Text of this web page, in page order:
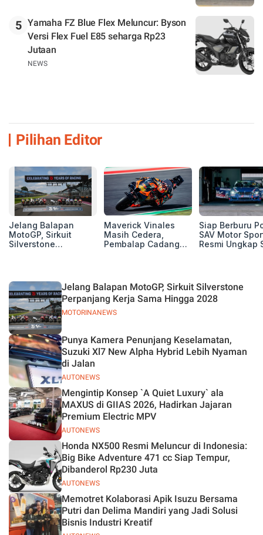
5 Yamaha FZ Blue Flex Meluncur: Byson
Versi Flex Fuel E85 seharga Rp23
Jutaan
NEWS
Pilihan Editor
Jelang Balapan
MotoGP, Sirkuit
Silverstone
Maverick Vinales
Masih Cedera,
Pembalap Cadangan
Siap Berburu
SAV Motor
Resmi Ungkap
MOTORINANEWS
Jelang Balapan MotoGP, Sirkuit Silverstone
Perpanjang Kerja Sama Hingga 2028
AUTONEWS
Punya Kamera Penunjang Keselamatan,
Suzuki Xl7 New Alpha Hybrid Lebih Nyaman
di Jalan
AUTONEWS
Mengintip Konsep `A Quiet Luxury` ala
MAXUS di GIIAS 2026, Hadirkan Jajaran
Premium Electric MPV
AUTONEWS
Honda NX500 Resmi Meluncur di Indonesia:
Big Bike Adventure 471 cc Siap Tempur,
Dibanderol Rp230 Juta
Memotret Kolaborasi Apik Isuzu Bersama
Putri dan Delima Mandiri yang Jadi Solusi
Bisnis Industri Kreatif